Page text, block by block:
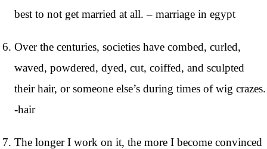
best to not get married at all. – marriage in egypt
Over the centuries, societies have combed, curled,
waved, powdered, dyed, cut, coiffed, and sculpted
their hair, or someone else’s during times of wig crazes.
-hair
The longer I work on it, the more I become convinced